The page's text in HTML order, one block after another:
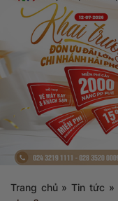
Trang chủ»Tin tức »